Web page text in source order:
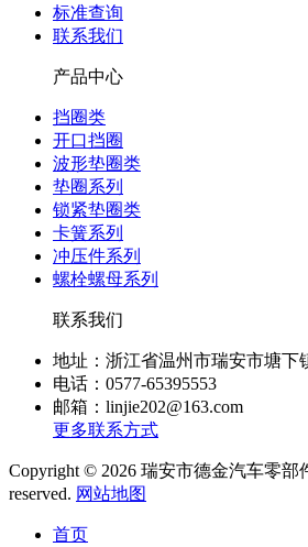
标准查询
联系我们
产品中心
挡圈类
开口挡圈
波形垫圈类
垫圈系列
锁紧垫圈类
卡簧系列
冲压件系列
螺栓螺母系列
联系我们
地址：浙江省温州市瑞安市塘下
电话：0577-65395553
邮箱：linjie202@163.com
更多联系方式
Copyright © 2026 瑞安市德金汽车零部
reserved. 网站地图
首页